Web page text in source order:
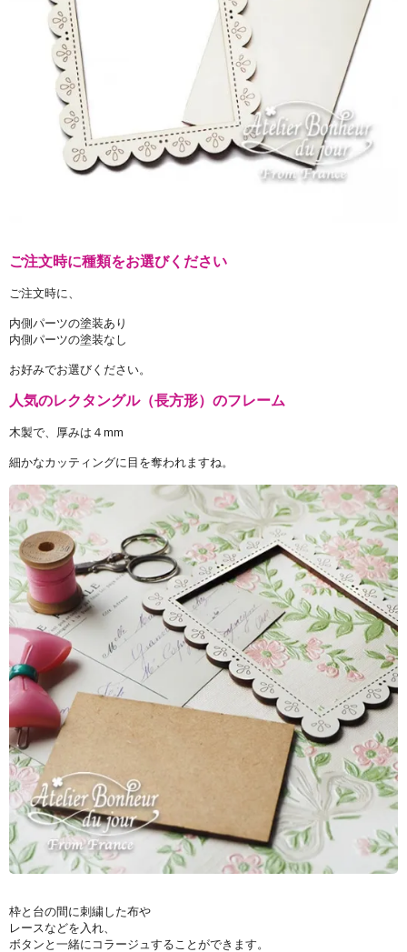
ご注文時に種類をお選びください
ご注文時に、
内側パーツの塗装あり
内側パーツの塗装なし
お好みでお選びください。
人気のレクタングル（長方形）のフレーム
木製で、厚みは４mm
細かなカッティングに目を奪われますね。
枠と台の間に刺繍した布や
レースなどを入れ、
ボタンと一緒にコラージュすることができます。